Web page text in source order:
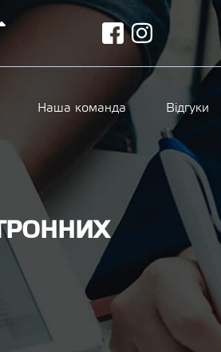
facebookinstagram
Наша команда Відгуки